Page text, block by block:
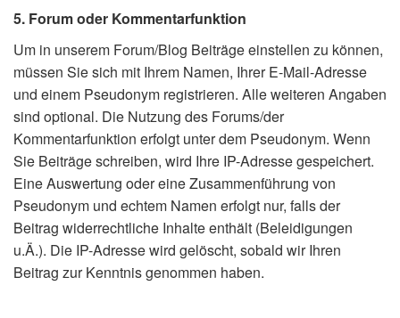
5. Forum oder Kommentarfunktion
Um in unserem Forum/Blog Beiträge einstellen zu können,
müssen Sie sich mit Ihrem Namen, Ihrer E-Mail-Adresse
und einem Pseudonym registrieren. Alle weiteren Angaben
sind optional. Die Nutzung des Forums/der
Kommentarfunktion erfolgt unter dem Pseudonym. Wenn
Sie Beiträge schreiben, wird Ihre IP-Adresse gespeichert.
Eine Auswertung oder eine Zusammenführung von
Pseudonym und echtem Namen erfolgt nur, falls der
Beitrag widerrechtliche Inhalte enthält (Beleidigungen
u.Ä.). Die IP-Adresse wird gelöscht, sobald wir Ihren
Beitrag zur Kenntnis genommen haben.